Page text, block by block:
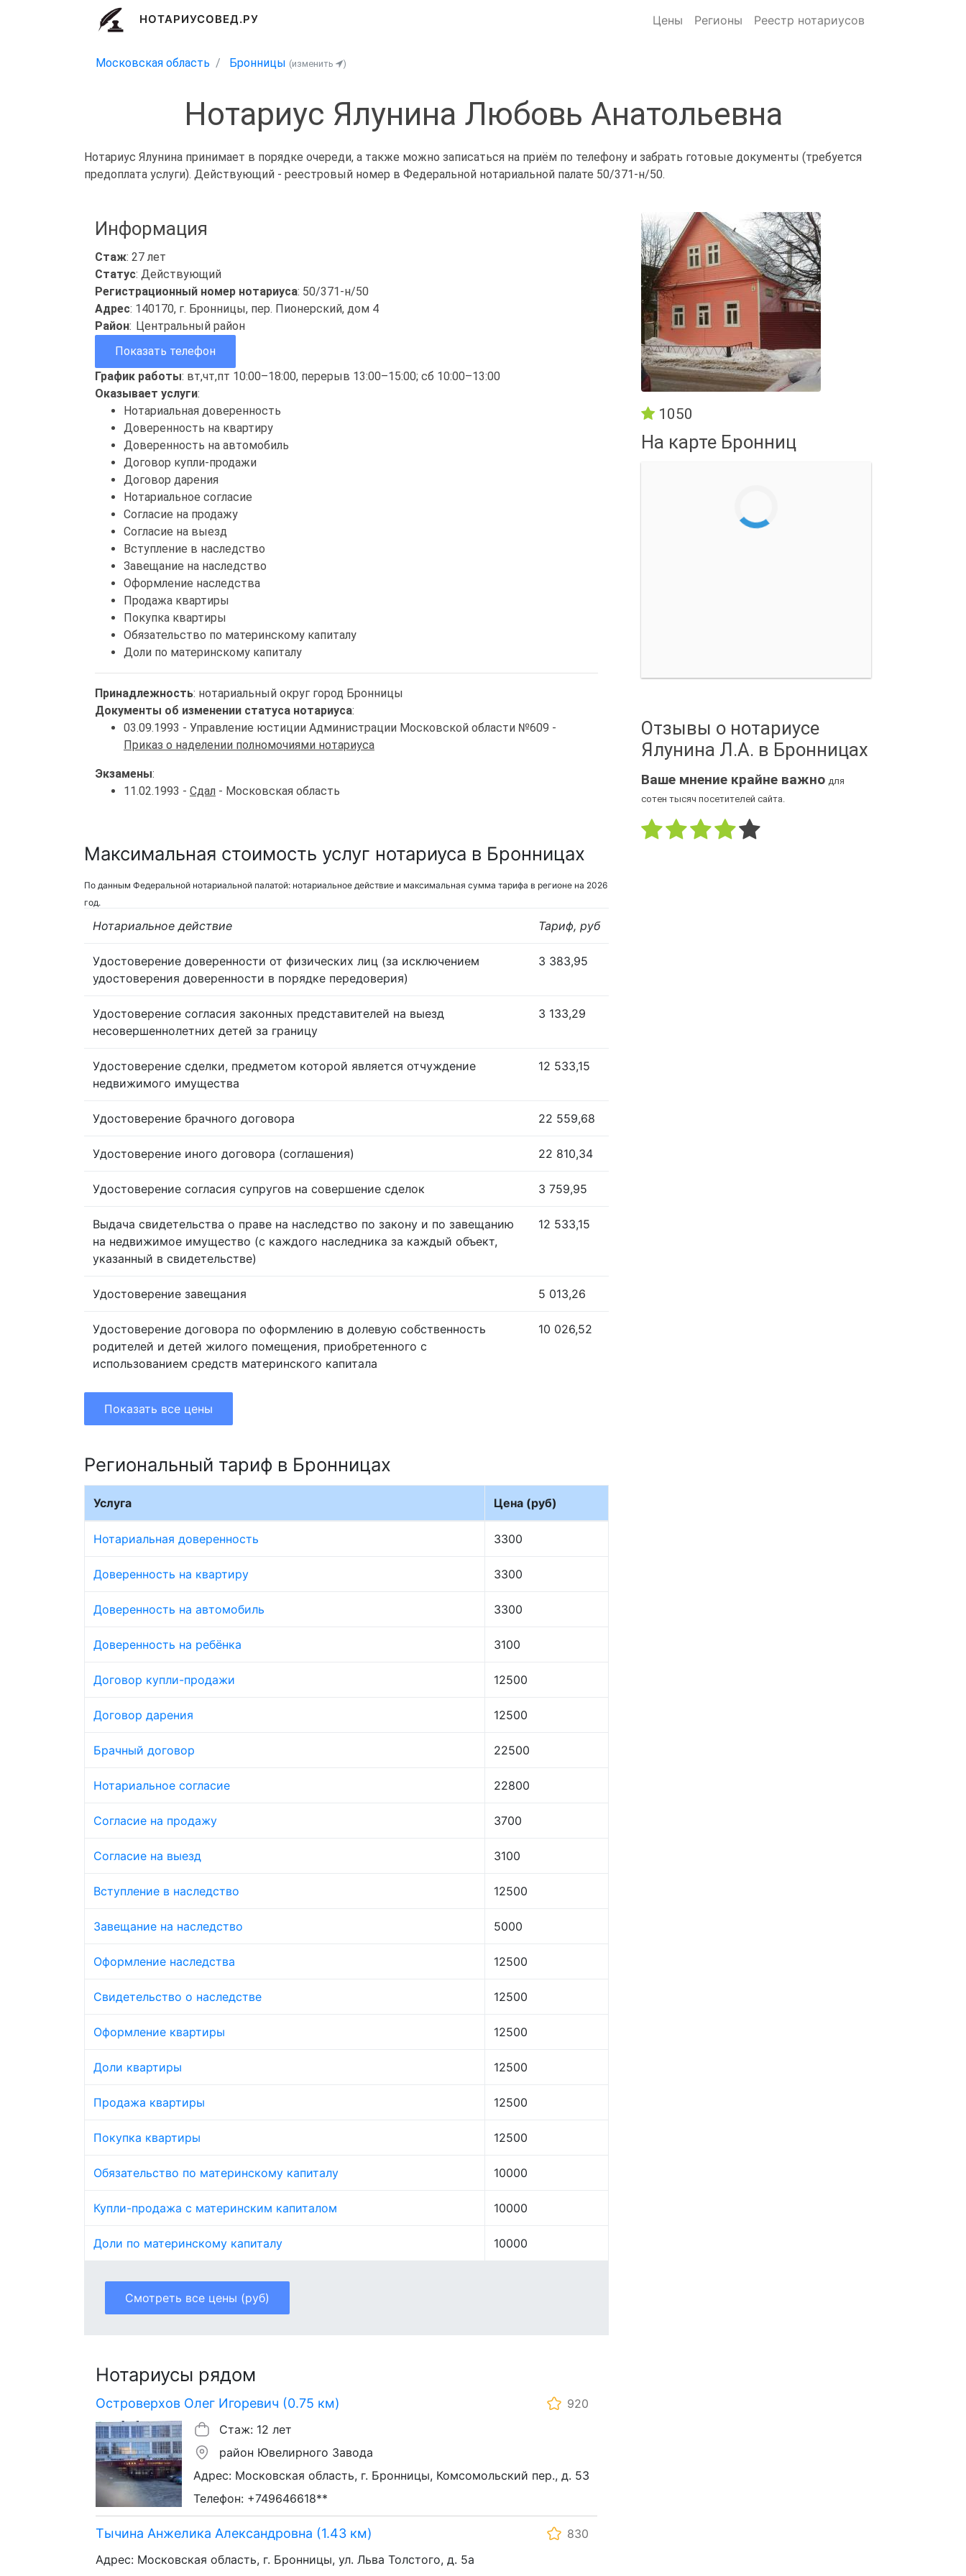
НОТАРИУСОВЕД.РУ Цены Регионы Реестр нотариусов
Московская область Бронницы (изменить )
Нотариус Ялунина Любовь Анатольевна
Нотариус Ялунина принимает в порядке очереди, а также можно записаться на приём по телефону и забрать готовые документы (требуется
предоплата услуги). Действующий - реестровый номер в Федеральной нотариальной палате 50/371-н/50.
Информация
Стаж: 27 лет
Статус: Действующий
Регистрационный номер нотариуса: 50/371-н/50
Адрес: 140170, г. Бронницы, пер. Пионерский, дом 4
Район: Центральный район
Показать телефон
График работы: вт,чт,пт 10:00–18:00, перерыв 13:00–15:00; сб 10:00–13:00
Оказывает услуги:
Нотариальная доверенность
Доверенность на квартиру
Доверенность на автомобиль
Договор купли-продажи
Договор дарения
Нотариальное согласие
Согласие на продажу
Согласие на выезд
Вступление в наследство
Завещание на наследство
Оформление наследства
Продажа квартиры
Покупка квартиры
Обязательство по материнскому капиталу
Доли по материнскому капиталу
Принадлежность: нотариальный округ город Бронницы
Документы об изменении статуса нотариуса:
03.09.1993 - Управление юстиции Администрации Московской области №609 -
Приказ о наделении полномочиями нотариуса
Экзамены:
11.02.1993 - Сдал - Московская область
Максимальная стоимость услуг нотариуса в Бронницах
По данным Федеральной нотариальной палатой: нотариальное действие и максимальная сумма тарифа в регионе на 2026
год.
Нотариальное действие Тариф, руб
Удостоверение доверенности от физических лиц (за исключением
удостоверения доверенности в порядке передоверия)
3 383,95
Удостоверение согласия законных представителей на выезд
несовершеннолетних детей за границу
3 133,29
Удостоверение сделки, предметом которой является отчуждение
недвижимого имущества
12 533,15
Удостоверение брачного договора 22 559,68
Удостоверение иного договора (соглашения) 22 810,34
Удостоверение согласия супругов на совершение сделок 3 759,95
Выдача свидетельства о праве на наследство по закону и по завещанию
на недвижимое имущество (с каждого наследника за каждый объект,
указанный в свидетельстве)
12 533,15
Удостоверение завещания 5 013,26
Удостоверение договора по оформлению в долевую собственность
родителей и детей жилого помещения, приобретенного с
использованием средств материнского капитала
10 026,52
Показать все цены
Региональный тариф в Бронницах
Услуга Цена (руб)
Нотариальная доверенность 3300
Доверенность на квартиру 3300
Доверенность на автомобиль 3300
Доверенность на ребёнка 3100
Договор купли-продажи 12500
Договор дарения 12500
Брачный договор 22500
Нотариальное согласие 22800
Согласие на продажу 3700
Согласие на выезд 3100
Вступление в наследство 12500
Завещание на наследство 5000
Оформление наследства 12500
Свидетельство о наследстве 12500
Оформление квартиры 12500
Доли квартиры 12500
Продажа квартиры 12500
Покупка квартиры 12500
Обязательство по материнскому капиталу 10000
Купли-продажа с материнским капиталом 10000
Доли по материнскому капиталу 10000
Смотреть все цены (руб)
Нотариусы рядом
Островерхов Олег Игоревич (0.75 км)
920
Стаж: 12 лет
район Ювелирного Завода
Адрес: Московская область, г. Бронницы, Комсомольский пер., д. 53
Телефон: +749646618**
Тычина Анжелика Александровна (1.43 км)
830
Адрес: Московская область, г. Бронницы, ул. Льва Толстого, д. 5а
1050
На карте Бронниц
Отзывы о нотариусе
Ялунина Л.А. в Бронницах
Ваше мнение крайне важно для
сотен тысяч посетителей сайта.